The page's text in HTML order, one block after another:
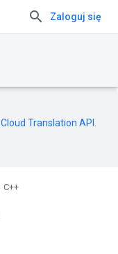
Zaloguj się
Cloud Translation API
C++